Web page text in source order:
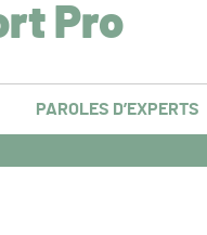
Pro
PAROLES D’EXPERTS